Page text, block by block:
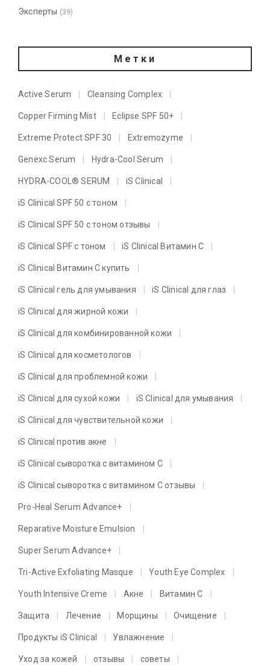
Эксперты (39)
Метки
Active Serum Cleansing Complex
Copper Firming Mist Eclipse SPF 50+
Extreme Protect SPF 30 Extremozyme
Genexc Serum Hydra-Cool Serum
HYDRA-COOL® SERUM iS Clinical
iS Clinical SPF 50 с тоном
iS Clinical SPF 50 с тоном отзывы
iS Clinical SPF с тоном iS Clinical Витамин C
iS Clinical Витамин C купить
iS Clinical гель для умывания iS Clinical для глаз
iS Clinical для жирной кожи
iS Clinical для комбинированной кожи
iS Clinical для косметологов
iS Clinical для проблемной кожи
iS Clinical для сухой кожи iS Clinical для умывания
iS Clinical для чувствительной кожи
iS Clinical против акне
iS Clinical сыворотка с витамином C
iS Clinical сыворотка с витамином C отзывы
Pro-Heal Serum Advance+
Reparative Moisture Emulsion
Super Serum Advance+
Tri-Active Exfoliating Masque Youth Eye Complex
Youth Intensive Creme Акне Витамин C
Защита Лечение Морщины Очищение
Продукты iS Clinical Увлажнение
Уход за кожей отзывы советы